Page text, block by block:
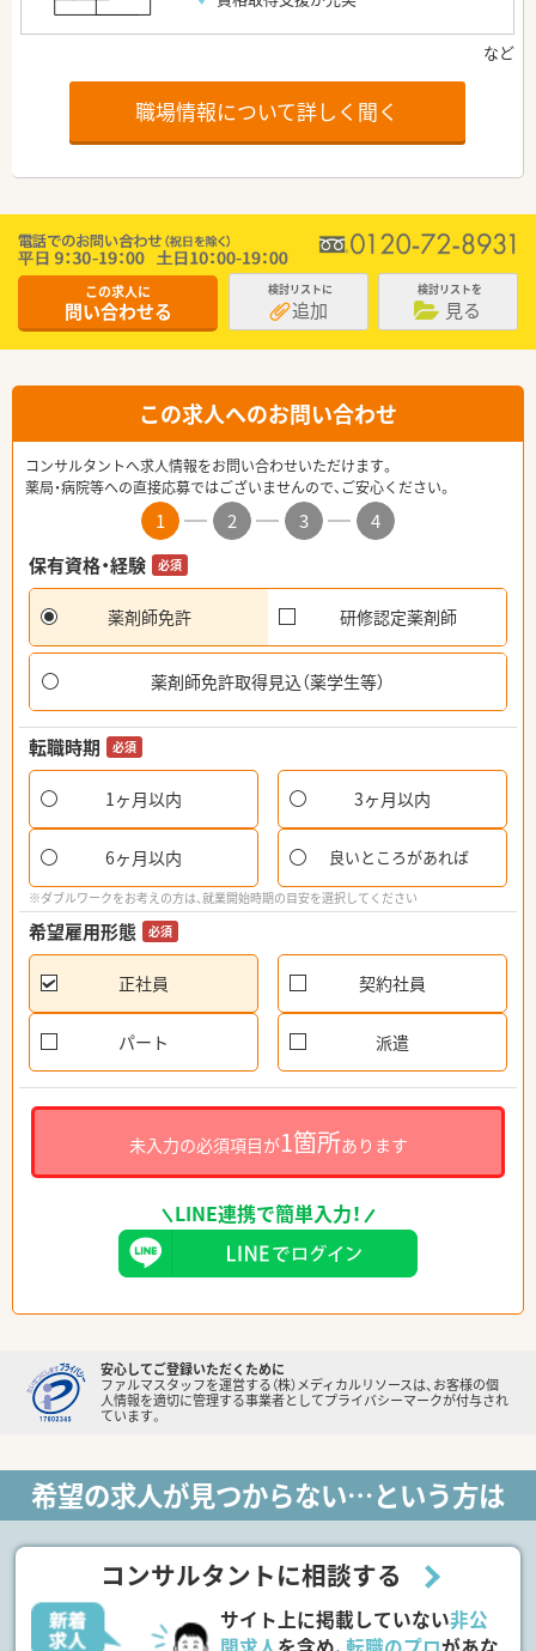
職場情報について詳しく聞く
この求人に
問い合わせる
検討リストに
追加
検討リストを
見る
この求人へのお問い合わせ
コンサルタントへ求人情報をお問い合わせいただけます。
薬局・病院等への直接応募ではございませんので、ご安心ください。
1 2 3
4
保有資格・経験
必須
薬剤師免許 研修認定薬剤師
薬剤師免許取得見込（薬学生等）
転職時期 必須
1ヶ月以内 3ヶ月以内
6ヶ月以内 良いところがあれば
※ダブルワークをお考えの方は、就業開始時期の目安を選択してください
希望雇用形態 必須
正社員 契約社員
パート 派遣
未入力の必須項目が1箇所あります
LINE連携で簡単入力！
安心してご登録いただくために
ファルマスタッフを運営する（株）メディカルリソースは、お客様の個
人情報を適切に管理する事業者としてプライバシーマークが付与され
ています。
希望の求人が見つからない…という方は
コンサルタントに相談する
サイト上に掲載していない非公